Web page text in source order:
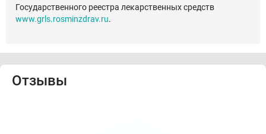
Государственного реестра лекарственных средств
www.grls.rosminzdrav.ru.
Отзывы